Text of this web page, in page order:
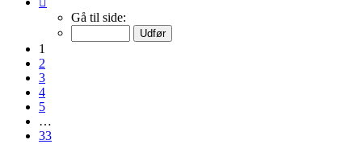
Gå til side:
1
2
3
4
5
…
33